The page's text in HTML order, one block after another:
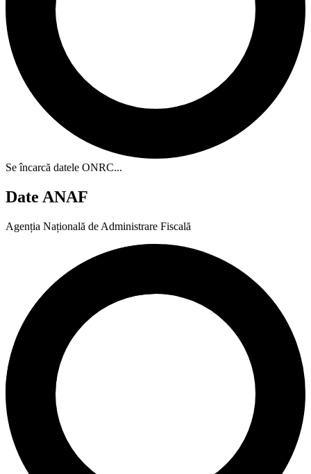
Se încarcă datele ONRC...
Date ANAF
Agenția Națională de Administrare Fiscală